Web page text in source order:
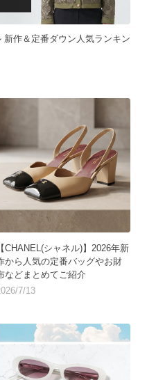
作＆定番ダウン人気ランキン
【CHANEL(シャネル)】2026年新
から人気の定番バッグやお財
などまとめてご紹介
7/13